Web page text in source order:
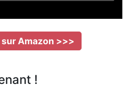
Amazon >>>
!